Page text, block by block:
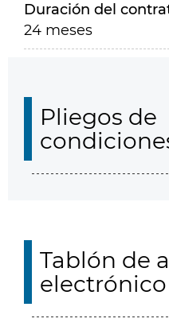
Duración del
24 meses
Pliegos de
Tablón de
electrónico